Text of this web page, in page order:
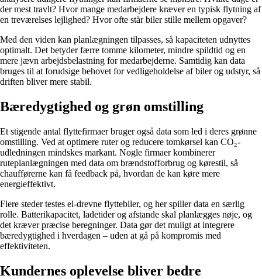
der mest travlt? Hvor mange medarbejdere kræver en typisk flytning af
en treværelses lejlighed? Hvor ofte står biler stille mellem opgaver?
Med den viden kan planlægningen tilpasses, så kapaciteten udnyttes
optimalt. Det betyder færre tomme kilometer, mindre spildtid og en
mere jævn arbejdsbelastning for medarbejderne. Samtidig kan data
bruges til at forudsige behovet for vedligeholdelse af biler og udstyr, så
driften bliver mere stabil.
Bæredygtighed og grøn omstilling
Et stigende antal flyttefirmaer bruger også data som led i deres grønne
omstilling. Ved at optimere ruter og reducere tomkørsel kan CO₂-
udledningen mindskes markant. Nogle firmaer kombinerer
ruteplanlægningen med data om brændstofforbrug og kørestil, så
chaufførerne kan få feedback på, hvordan de kan køre mere
energieffektivt.
Flere steder testes el-drevne flyttebiler, og her spiller data en særlig
rolle. Batterikapacitet, ladetider og afstande skal planlægges nøje, og
det kræver præcise beregninger. Data gør det muligt at integrere
bæredygtighed i hverdagen – uden at gå på kompromis med
effektiviteten.
Kundernes oplevelse bliver bedre